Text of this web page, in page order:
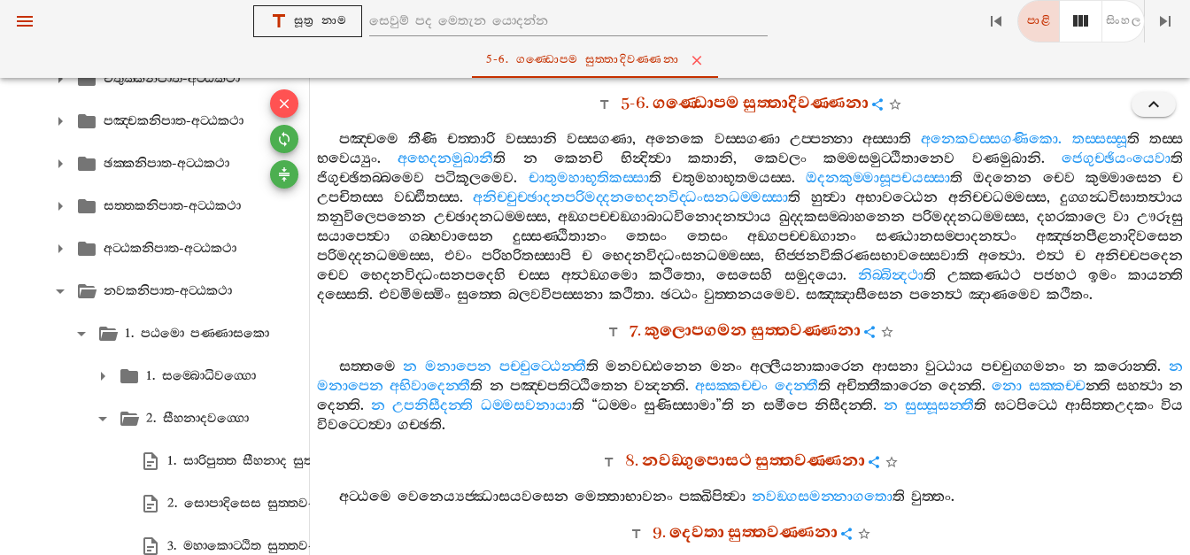
සූත්‍ර නාම පාළි සිංහල
5-6. ගණ‍්ඩොපම සුත‍්තාදිවණ‍්ණනා
චතුක‍්කනිපාත-අට‍්ඨකථා
පඤ‍්චකනිපාත-අට‍්ඨකථා
ඡක‍්කනිපාත-අට‍්ඨකථා
සත‍්තකනිපාත-අට‍්ඨකථා
අට‍්ඨකනිපාත-අට‍්ඨකථා
නවකනිපාත-අට‍්ඨකථා
1. පඨමො පණ‍්ණාසකො
1. සම‍්බොධිවග‍්ගො
2. සීහනාදවග‍්ගො
1. සාරිපුත‍්ත සීහනාද සුත‍්තවණ‍්ණනා
2. සොපාදිසෙස සුත‍්තවණ‍්ණනා
3. මහාකොට‍්ඨිත සුත‍්තවණ‍්ණනා
5-6.ගණ‍්ඩොපමසුත‍්තාදිවණ‍්ණනා
පඤ‍්චමෙ තීණි චත‍්තාරි වස‍්සානි වස‍්සගණා,අනෙකෙ වස‍්සගණා උප‍්පන‍්නා අස‍්සාති අනෙකවස‍්සගණිකො. තස‍්සස‍්සූති
තස‍්ස
භවෙය්‍යුං.අභෙදනමුඛානීති න කෙනචි භින්‍දිත්‍වා කතානි, කෙවලං කම‍්මසමුට‍්ඨිතානෙව වණමුඛානි.ජෙගුච‍්ඡියංයෙවාති
ජිගුච‍්ඡිතබ‍්බමෙව
පටිකූලමෙව. චාතුමහාභූතිකස‍්සාති චතුමහාභූතමයස‍්ස. ඔදනකුම‍්මාසූපචයස‍්සාති ඔදනෙන චෙව කුම‍්මාසෙන
ච
උපචිතස‍්ස
වඩ‍්ඪිතස‍්ස. අනිච‍්චුච‍්ඡාදනපරිමද‍්දනභෙදනවිද‍්ධංසනධම‍්මස‍්සාති හුත්‍වා අභාවට‍්ඨෙන අනිච‍්චධම‍්මස‍්ස, දුග‍්ගන්‍ධවිඝාතත්‍ථාය
තනුවිලෙපනෙන උච‍්ඡාදනධම‍්මස‍්ස,අඞ‍්ගපච‍්චඞ‍්ගාබාධවිනොදනත්‍ථාය ඛුද‍්දකසම‍්බාහනෙන පරිමද‍්දනධම‍්මස‍්ස, දහරකාලෙ වා ඌරූසු
සයාපෙත්‍වා
ගබ‍්භවාසෙන දුස‍්සණ‍්ඨිතානං තෙසං තෙසං අඞ‍්ගපච‍්චඞ‍්ගානං සණ‍්ඨානසම‍්පාදනත්‍ථං
අඤ‍්ඡනපීළනාදිවසෙන
පරිමද‍්දනධම‍්මස‍්ස, එවං පරිහරිතස‍්සාපි ච භෙදනවිද‍්ධංසනධම‍්මස‍්ස, භිජ‍්ජනවිකිරණසභාවස‍්සෙවාති අත්‍ථො. එත්‍ථ ච
අනිච‍්චපදෙන
චෙව
භෙදනවිද‍්ධංසනපදෙහි චස‍්ස අත්‍ථඞ‍්ගමො කථිතො,සෙසෙහි සමුදයො. නිබ‍්බින්‍දථාති උක‍්කණ‍්ඨථ පජහථ ඉමං
කායන‍්ති
දස‍්සෙති. එවමිමස‍්මිං සුත‍්තෙ බලවවිපස‍්සනා කථිතා. ඡට‍්ඨං වුත‍්තනයමෙව. සඤ‍්ඤාසීසෙන පනෙත්‍ථ ඤාණමෙව කථිතං.
7.කුලොපගමනසුත‍්තවණ‍්ණනා
සත‍්තමෙ න මනාපෙන පච‍්චුට‍්ඨෙන‍්තීති මනවඩ‍්ඪනෙන මනං අල‍්ලීයනාකාරෙන ආසනා වුට‍්ඨාය පච‍්චුග‍්ගමනං න කරොන‍්ති.න
මනාපෙන අභිවාදෙන‍්තීති න පඤ‍්චපතිට‍්ඨිතෙන වන්‍දන‍්ති.අසක‍්කච‍්චං දෙන‍්තීති අචිත‍්තීකාරෙන දෙන‍්ති.නො සක‍්කච‍්චන‍්ති සහත්‍ථා න
දෙන‍්ති.න උපනිසීදන‍්ති ධම‍්මසවනායාති “ධම‍්මං සුණිස‍්සාමා”ති න සමීපෙ නිසීදන‍්ති.න සුස‍්සූසන‍්තීති ඝටපිට‍්ඨෙ ආසිත‍්තඋදකං විය
විවට‍්ටෙත්‍වා ගච‍්ඡති.
8.නවඞ‍්ගුපොසථසුත‍්තවණ‍්ණනා
අට‍්ඨමෙ වෙනෙය්‍යජ‍්ඣාසයවසෙන මෙත‍්තාභාවනං පක‍්ඛිපිත්‍වා නවඞ‍්ගසමන‍්නාගතොති වුත‍්තං.
9.දෙවතාසුත‍්තවණ‍්ණනා